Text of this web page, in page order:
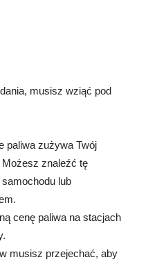
musisz wziąć pod
paliwa zużywa Twój
znaleźć tę
samochodu lub
cenę paliwa na stacjach
musisz przejechać, aby